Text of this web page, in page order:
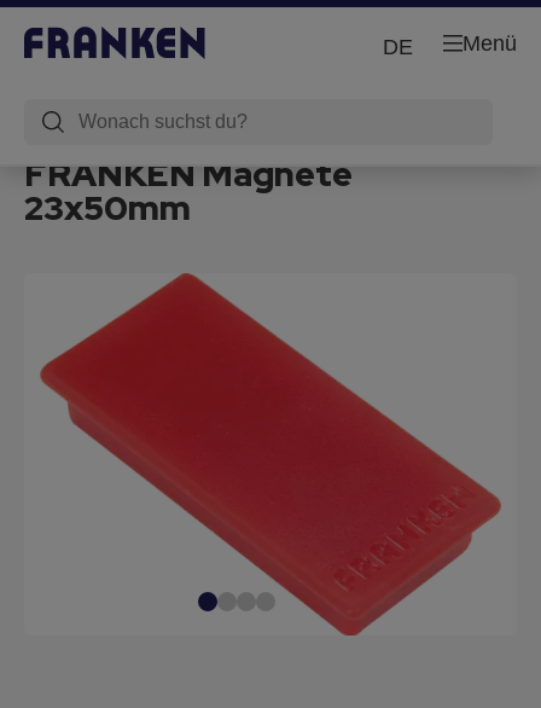
Menü
DE
FRANKEN Magnete
23x50mm